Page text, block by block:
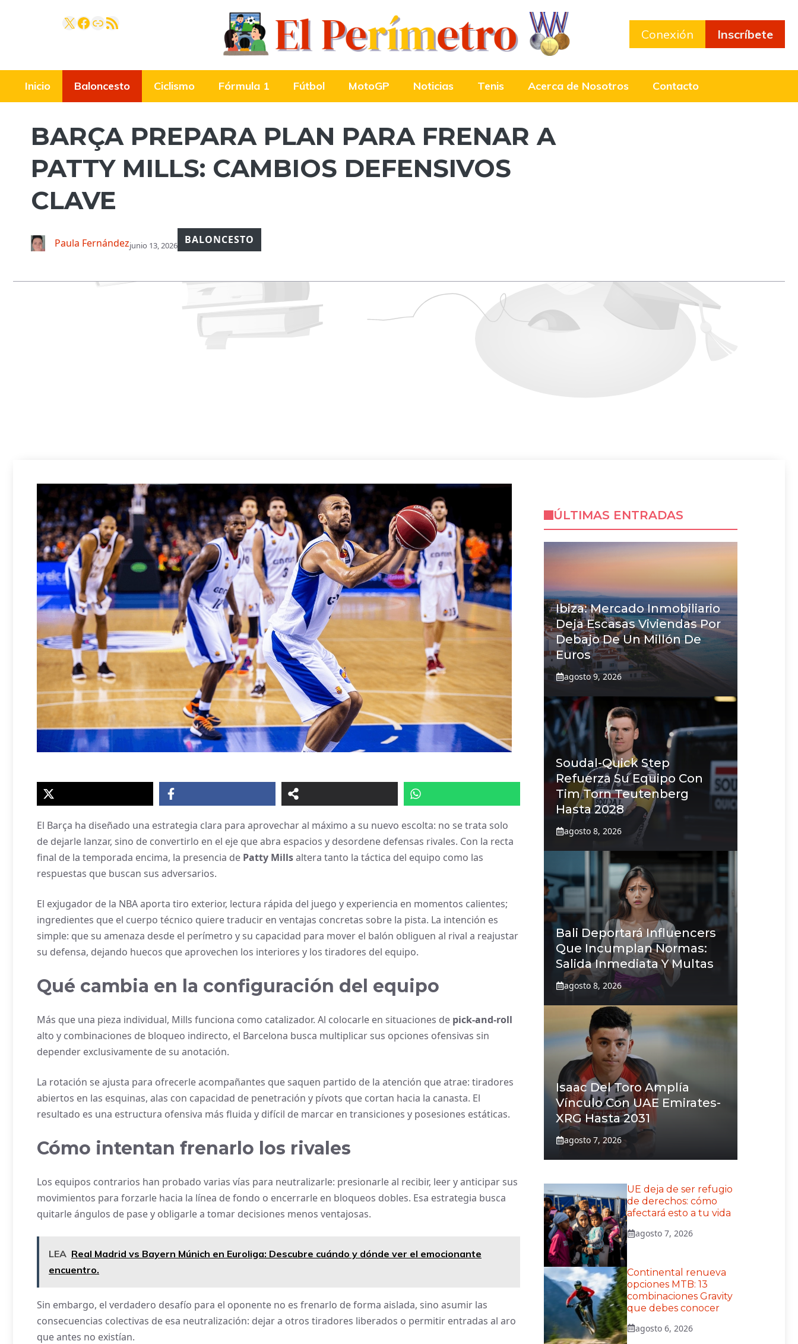
X Facebook
LinkRSS Feed
Conexión Inscríbete
Inicio Baloncesto Ciclismo Fórmula 1 Fútbol MotoGP Noticias Tenis Acerca de Nosotros Contacto
BARÇA PREPARA PLAN PARA FRENAR A
PATTY MILLS: CAMBIOS DEFENSIVOS
CLAVE
Paula Fernándezjunio 13, 2026 BALONCESTO
El Barça ha diseñado una estrategia clara para aprovechar al máximo a su nuevo escolta: no se trata solo
de dejarle lanzar, sino de convertirlo en el eje que abra espacios y desordene defensas rivales. Con la recta
final de la temporada encima, la presencia de Patty Millsaltera tanto la táctica del equipo como las
respuestas que buscan sus adversarios.
El exjugador de la NBA aporta tiro exterior, lectura rápida del juego y experiencia en momentos calientes;
ingredientes que el cuerpo técnico quiere traducir en ventajas concretas sobre la pista. La intención es
simple: que su amenaza desde el perímetro y su capacidad para mover el balón obliguen al rival a reajustar
su defensa, dejando huecos que aprovechen los interiores y los tiradores del equipo.
Qué cambia en la configuración del equipo
Más que una pieza individual, Mills funciona como catalizador. Al colocarle en situaciones de pick-and-roll
alto y combinaciones de bloqueo indirecto, el Barcelona busca multiplicar sus opciones ofensivas sin
depender exclusivamente de su anotación.
La rotación se ajusta para ofrecerle acompañantes que saquen partido de la atención que atrae: tiradores
abiertos en las esquinas, alas con capacidad de penetración y pívots que cortan hacia la canasta. El
resultado es una estructura ofensiva más fluida y difícil de marcar en transiciones y posesiones estáticas.
Cómo intentan frenarlo los rivales
Los equipos contrarios han probado varias vías para neutralizarle: presionarle al recibir, leer y anticipar sus
movimientos para forzarle hacia la línea de fondo o encerrarle en bloqueos dobles. Esa estrategia busca
quitarle ángulos de pase y obligarle a tomar decisiones menos ventajosas.
LEA Real Madrid vs Bayern Múnich en Euroliga: Descubre cuándo y dónde ver el emocionante
encuentro.
Sin embargo, el verdadero desafío para el oponente no es frenarlo de forma aislada, sino asumir las
consecuencias colectivas de esa neutralización: dejar a otros tiradores liberados o permitir entradas al aro
que antes no existían.
ÚLTIMAS ENTRADAS
Ibiza: Mercado Inmobiliario
Deja Escasas Viviendas Por
Debajo De Un Millón De
Euros
agosto 9, 2026
Soudal-Quick Step
Refuerza Su Equipo Con
Tim Torn Teutenberg
Hasta 2028
agosto 8, 2026
Bali Deportará Influencers
Que Incumplan Normas:
Salida Inmediata Y Multas
agosto 8, 2026
Isaac Del Toro Amplía
Vínculo Con UAE Emirates-
XRG Hasta 2031
agosto 7, 2026
UE deja de ser refugio
de derechos: cómo
afectará esto a tu vida
agosto 7, 2026
Continental renueva
opciones MTB: 13
combinaciones Gravity
que debes conocer
agosto 6, 2026